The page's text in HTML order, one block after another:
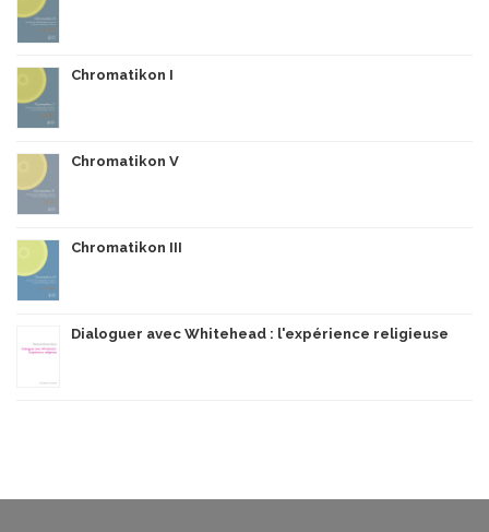
Chromatikon I
Chromatikon V
Chromatikon III
Dialoguer avec Whitehead : l'expérience religieuse